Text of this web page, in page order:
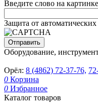
Введите слово на картинке
Защита от
Оборудование,
Орёл: 8 (4862) 72-37-76,
0 Корзина
0 Избранное
Каталог товаров